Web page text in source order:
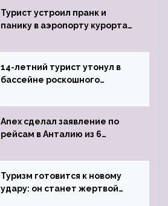
Турист устроил пранк и
панику в аэропорту курорта,
задержке рейса
14-летний турист утонул в
бассейне роскошного
Anex сделал заявление по
рейсам в Анталию из 6
Туризм готовится к новому
удару: он станет жертвой